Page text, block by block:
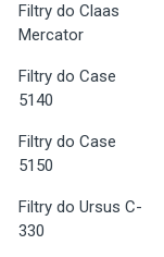
Filtry do Claas
Mercator
Filtry do Case
5140
Filtry do Case
5150
Filtry do Ursus C-
330